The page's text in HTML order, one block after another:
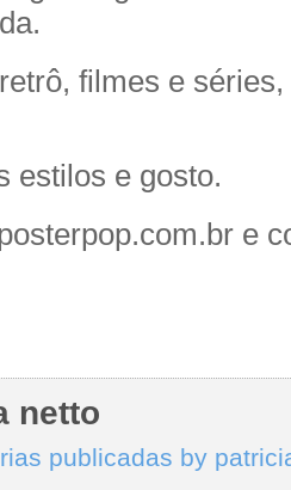
filmes e
estilos e gosto.
e
netto
publicadas by